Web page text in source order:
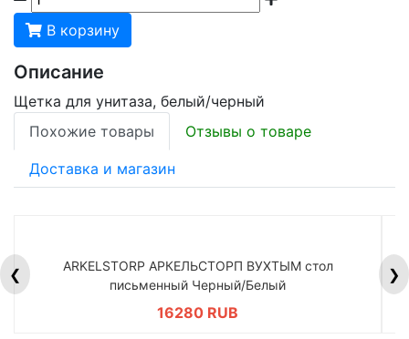
В корзину
Описание
Щетка для унитаза, белый/черный
Похожие товары
Отзывы о товаре
Доставка и магазин
❮
ARKELSTORP АРКЕЛЬСТОРП ВУХТЫМ стол
письменный Черный/Белый
16280 RUB
❯